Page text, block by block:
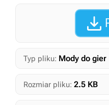

Typ pliku: Mody do gier
Rozmiar pliku: 2.5 KB